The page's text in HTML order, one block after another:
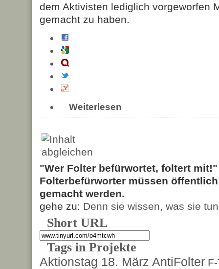
dem Aktivisten lediglich vorgeworfen
gemacht zu haben.
Weiterlesen
"Wer Folter befürwortet, foltert
Folterbefürworter müssen
gemacht werden.
gehe zu: Denn sie wissen, was sie tun
Short URL
Tags in Projekte
Aktionstag 18. März AntiFolter